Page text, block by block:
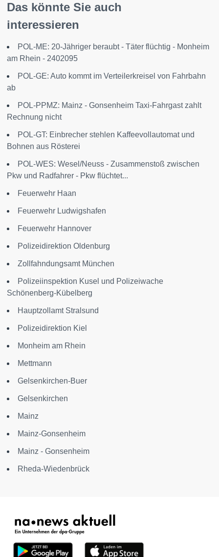
Das könnte Sie auch
interessieren
POL-ME: 20-Jähriger beraubt - Täter flüchtig - Monheim
am Rhein - 2402095
POL-GE: Auto kommt im Verteilerkreisel von Fahrbahn
ab
POL-PPMZ: Mainz - Gonsenheim Taxi-Fahrgast zahlt
Rechnung nicht
POL-GT: Einbrecher stehlen Kaffeevollautomat und
Bohnen aus Rösterei
POL-WES: Wesel/Neuss - Zusammenstoß zwischen
Pkw und Radfahrer - Pkw flüchtet...
Feuerwehr Haan
Feuerwehr Ludwigshafen
Feuerwehr Hannover
Polizeidirektion Oldenburg
Zollfahndungsamt München
Polizeiinspektion Kusel und Polizeiwache
Schönenberg-Kübelberg
Hauptzollamt Stralsund
Polizeidirektion Kiel
Monheim am Rhein
Mettmann
Gelsenkirchen-Buer
Gelsenkirchen
Mainz
Mainz-Gonsenheim
Mainz - Gonsenheim
Rheda-Wiedenbrück